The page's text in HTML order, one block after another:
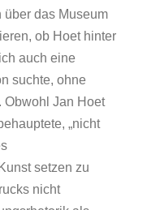
über das Museum
ob Hoet hinter
auch eine
suchte, ohne
Obwohl Jan Hoet
„nicht
setzen zu
nicht